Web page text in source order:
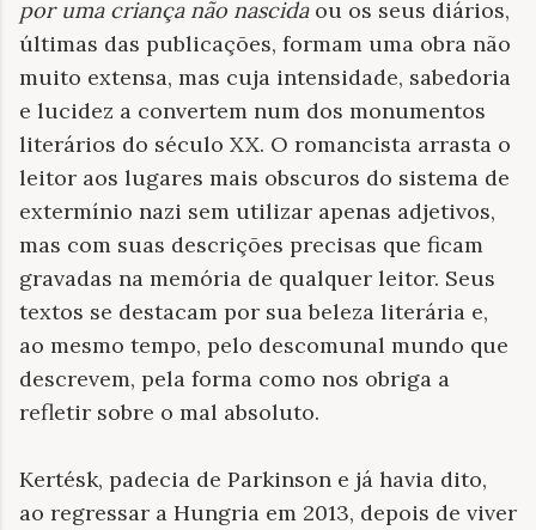
por uma criança não nascida ou os seus diários,
últimas das publicações, formam uma obra não
muito extensa, mas cuja intensidade, sabedoria
e lucidez a convertem num dos monumentos
literários do século XX. O romancista arrasta o
leitor aos lugares mais obscuros do sistema de
extermínio nazi sem utilizar apenas adjetivos,
mas com suas descrições precisas que ficam
gravadas na memória de qualquer leitor. Seus
textos se destacam por sua beleza literária e,
ao mesmo tempo, pelo descomunal mundo que
descrevem, pela forma como nos obriga a
refletir sobre o mal absoluto.
Kertésk, padecia de Parkinson e já havia dito,
ao regressar a Hungria em 2013, depois de viver